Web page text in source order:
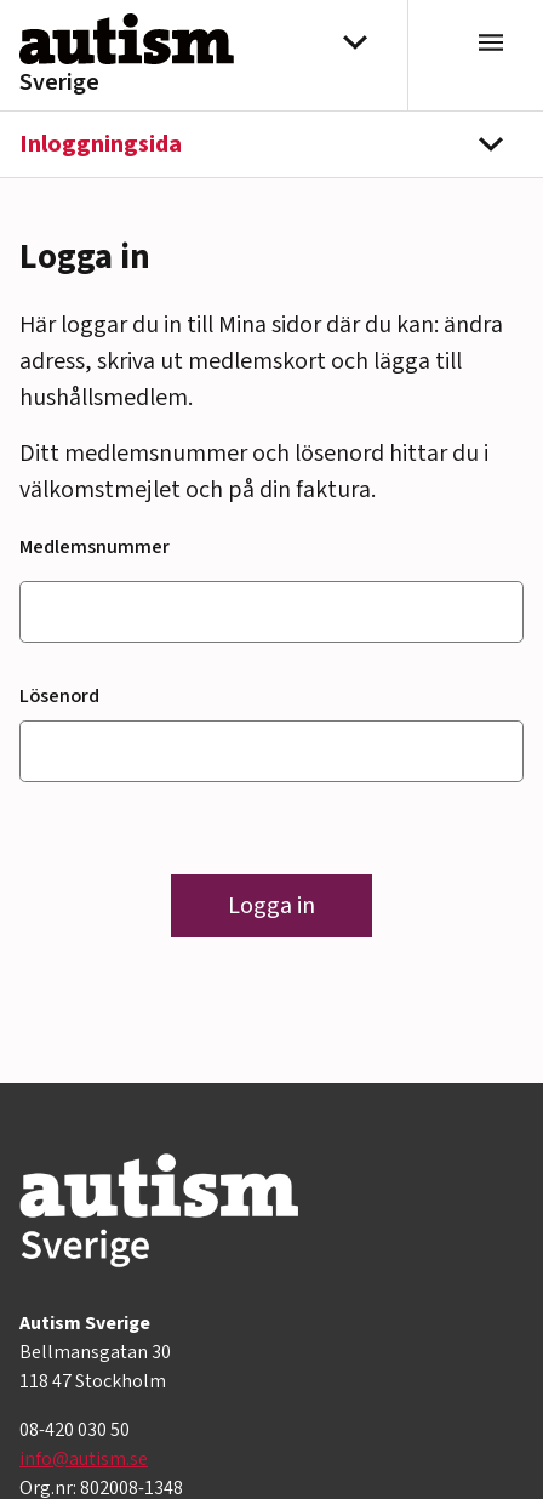
Hoppa till innehåll
Sverige
Välj distrikt
Inloggningsida
Logga in
Här loggar du in till Mina sidor där du kan: ändra
adress, skriva ut medlemskort och lägga till
hushållsmedlem.
Ditt medlemsnummer och lösenord hittar du i
välkomstmejlet och på din faktura.
Medlemsnummer
Lösenord
Logga in
Autism Sverige
Bellmansgatan 30
118 47 Stockholm
08-420 030 50
info@autism.se
Org.nr: 802008-1348